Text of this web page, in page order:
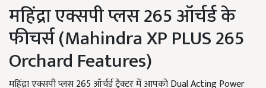
महिंद्रा एक्सपी प्लस 265 ऑर्चर्ड के
फीचर्स (Mahindra XP PLUS 265
Orchard Features)
महिंद्रा एक्सपी प्लस 265 ऑर्चर्ड ट्रैक्टर में आपको Dual Acting Power